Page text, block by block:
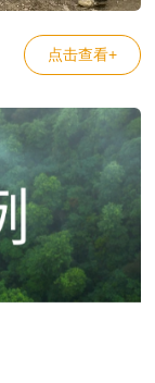
点击查看+